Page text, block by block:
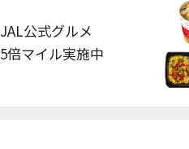
JAL公式グルメ
5倍マイル実施中